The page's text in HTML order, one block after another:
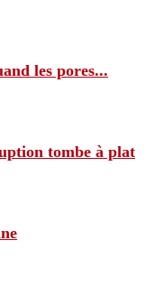
les pores...
tombe à plat